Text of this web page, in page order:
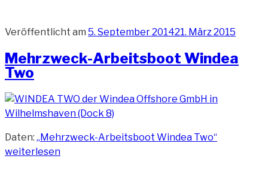
Veröffentlicht am 5. September 201421. März 2015
Mehrzweck-Arbeitsboot Windea
Two
Daten: „Mehrzweck-Arbeitsboot Windea Two“
weiterlesen